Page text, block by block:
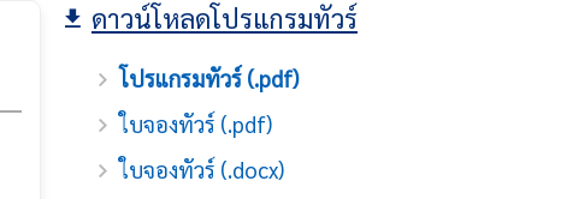
ดาวน์โหลดโปรแกรมทัวร์
โปรแกรมทัวร์ (.pdf)
ใบจองทัวร์ (.pdf)
ใบจองทัวร์ (.docx)